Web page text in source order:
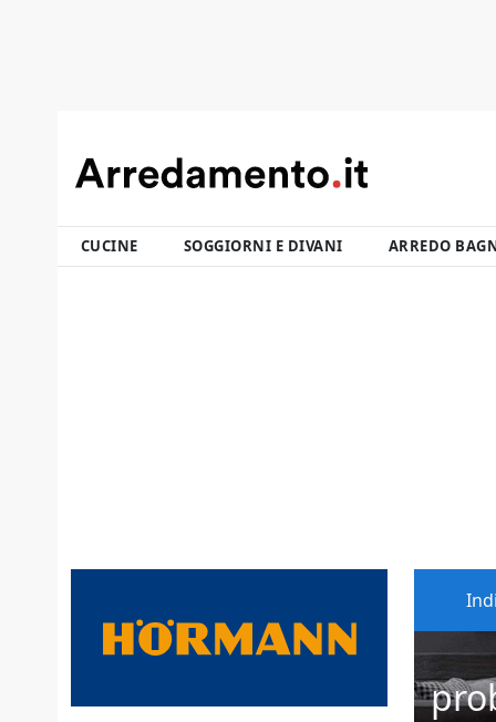
CUCINE SOGGIORNI E DIVANI ARREDO